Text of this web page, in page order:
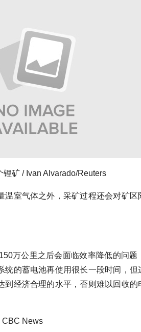
锂矿 / Ivan Alvarado/Reuters
温室气体之外，采矿过程还会对矿区
万公里之后会面临效率降低的问题
统的蓄电池再使用很长一段时间，但
到经济合理的水平，否则难以回收的
CBC News